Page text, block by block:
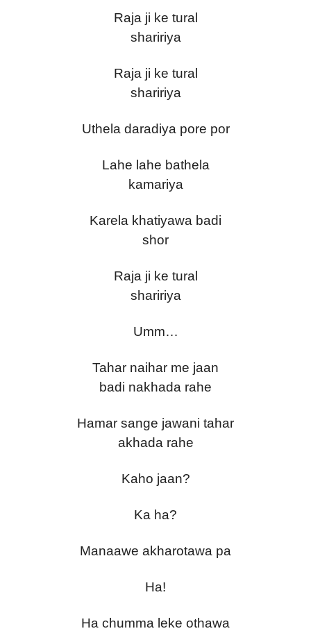
Raja ji ke tural
shaririya
Raja ji ke tural
shaririya
Uthela daradiya pore por
Lahe lahe bathela
kamariya
Karela khatiyawa badi
shor
Raja ji ke tural
shaririya
Umm…
Tahar naihar me jaan
badi nakhada rahe
Hamar sange jawani tahar
akhada rahe
Kaho jaan?
Ka ha?
Manaawe akharotawa pa
Ha!
Ha chumma leke othawa